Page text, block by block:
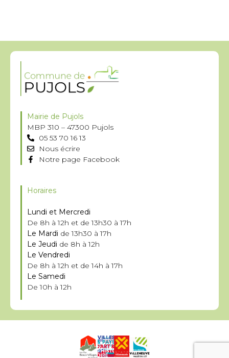
Mairie de Pujols
MBP 310 – 47300 Pujols
05 53 70 16 13
Nous écrire
Notre page Facebook
Horaires
Lundi et Mercredi
De 8h à 12h et de 13h30 à 17h
Le Mardi de 13h30 à 17h
Le Jeudi de 8h à 12h
Le Vendredi
De 8h à 12h et de 14h à 17h
Le Samedi
De 10h à 12h